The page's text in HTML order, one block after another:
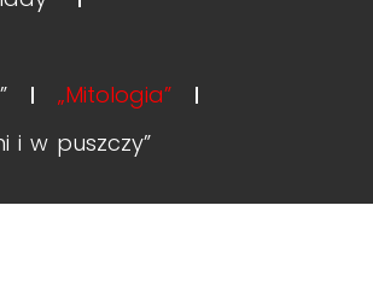
„Mitologia”
i w puszczy”